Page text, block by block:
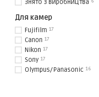
Знято з виробництва
Для камер
Fujifilm 17
Canon 17
Nikon 17
Sony 17
Olympus/Panasonic 16